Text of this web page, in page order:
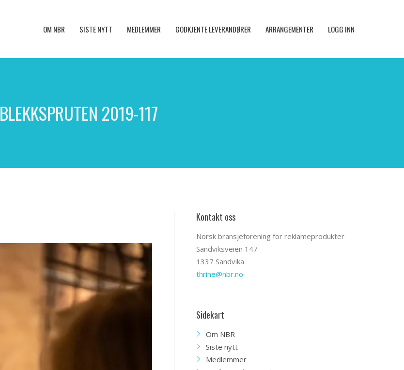
OM NBR SISTE NYTT MEDLEMMER GODKJENTE LEVERANDØRER ARRANGEMENTER LOGG INN
BLEKKSPRUTEN 2019-117
Kontakt oss
Norsk bransjeforening for reklameprodukter
Sandviksveien 147
1337 Sandvika
thrine@nbr.no
Sidekart
Om NBR
Siste nytt
Medlemmer